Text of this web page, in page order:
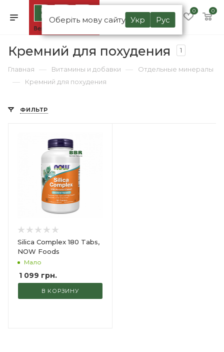
Оберіть мову сайту Укр Рус
0 0
Кремний для похудения 1
Главная — Витамины и добавки — Отдельные минералы
— Кремний для похудения
ФИЛЬТР
Silica Complex 180 Tabs,
NOW Foods
Мало
1 099 грн.
В КОРЗИНУ